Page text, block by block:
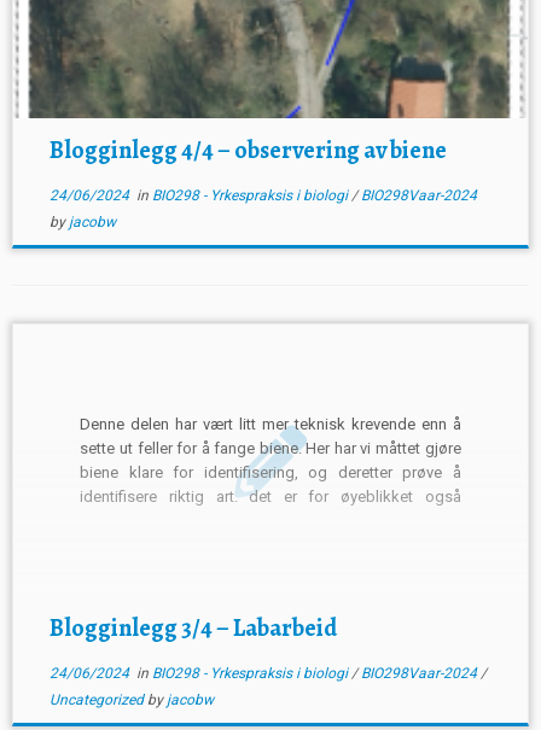
Blogginlegg 4/4 – observering av biene
24/06/2024in BIO298 - Yrkespraksis i biologi/BIO298Vaar-2024
by jacobw
Denne delen har vært litt mer teknisk krevende enn å
sette ut feller for å fange biene. Her har vi måttet gjøre
biene klare for identifisering, og deretter prøve å
identifisere riktig art. det er for øyeblikket også
Blogginlegg 3/4 – Labarbeid
24/06/2024in BIO298 - Yrkespraksis i biologi/BIO298Vaar-2024/
Uncategorized by jacobw